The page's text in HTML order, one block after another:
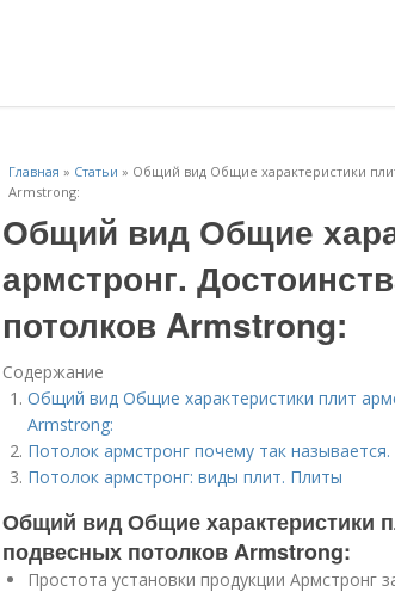
Главная » Статьи » Общий вид Общие характеристики
Armstrong:
Общий вид Общие
армстронг.
потолков Armstrong:
Содержание
Общий вид Общие характеристики плит
Armstrong:
Потолок армстронг почему так
Потолок армстронг: виды плит. Плиты
Общий вид Общие характеристики
подвесных потолков Armstrong:
Простота установки продукции Армстронг